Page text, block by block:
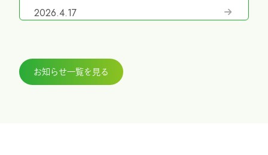
2026.4.17
2026.3.27
お知らせ一覧を見る